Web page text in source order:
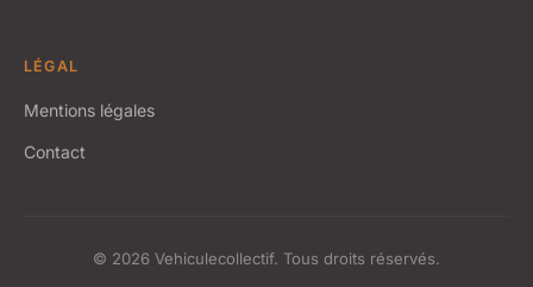
LÉGAL
Mentions légales
Contact
© 2026 Vehiculecollectif. Tous droits réservés.